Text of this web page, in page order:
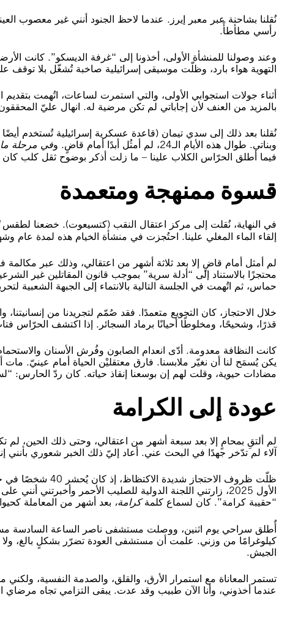
نُقلنا بشاحنة عبر معبر إيرز. عندما لاحظ الجنود أنني غير معصوب
رأسي مطأطأً.
وعند وصولنا للمنشأة الأولى، أخذونا إلى “غرفة الديسكو”. كانت
التهوية هواء بارد، وظلّت موسيقى إسرائيلية صاخبة تُشغّل بلا توقف على مدار 24 ساعة، بقصد حرماننا
أثناء جولات استجوابي الأولى، والتي استمرت لساعات، اتُهمت
بالمزيد من العنف لأن إجاباتي لم تكن مرضية له. انهال عليّ
نُقلنا بعد ذلك إلى سدي تيمان (قاعدة عسكرية إسرائيلية تُستخدم
وبناتي. طوال هذه الأيام الـ24، لم أمثُل أبدًا أمام قاضٍ. و
في مرحلة ما،
فيما أطلق الحرّاس الكلاب علينا – ما زلت أذكر بوضوح ثقل كلب
قسوة ممنهجة ومتعمدة
في النهاية، نُقلت إلى مركز اعتقال النقب (كتسيعوت). خضعنا لطقس
إلقاء الماء المغلي علينا. احتُجزت في منشأة الخيام هذه لمدة عام
لم أمثل أمام قاضٍ إلا بعد ثلاثة أشهر من اعتقالي، وذلك عبر
محتجزًا بالاستناد إلى “أدلة سرية” بموجب قانون المقاتلين غير
حماس، ثم اتُهمت في الجلسة التالية بالانتماء إلى الجبهة الشعبية
خلال الاحتجاز، كان التجويع متعمدًا. فقد صُمّم لتجريدنا من
قذرًا، وشحيحًا، ومخلوطًا أحيانًا برماد السجائر. إذا اكتشف الحرّاس
كانت النظافة معدومة. أدّى انعدام الصابون وفُرش الأسنان
يكن يُسمَح لنا أن نغيّر ملابسنا. فارق معتقليْن الحياة أمام عينيّ.
مضادات حيوية، وقلت لهم إن بوسعنا إنقاذ حياته. كان ردّ الحارس:
عودة إلى الكرامة
لم ألتقِ بمحامٍ إلا بعد سبعة أشهر من اعتقالي، وحتى ذلك الحين، لم
آلاء لم تدّخر جهدًا في البحث عني. أعاد إليّ ذلك الخبر شعوري بأنني
الأول 2025، زارتني اللجنة الدولية للصليب الأحمر وأخبرتني
“حقيبة كرامة”. كان لسماع كلمةكرامة، بعد أشهر من المعاملة
كيلوغرامًا من وزني. علمت أن مستشفى العودة تضرّر بشكلٍ بالغ،
الجيش.
تستمر المعاناة مع استمرار الأرق، والقلق، والصدمة النفسية،
عندما أخذوني، وأنا الآن طبيب وقد عدت. يبقى التزامي تجاه مرضاي